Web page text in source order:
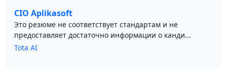
CIO Aplikasoft
Это резюме не соответствует стандартам и не
предоставляет достаточно информации о канди...
Tota AI